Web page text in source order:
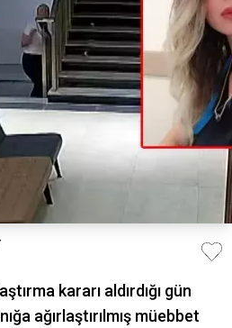
kararı aldırdığı gün
ağırlaştırılmış müebbet